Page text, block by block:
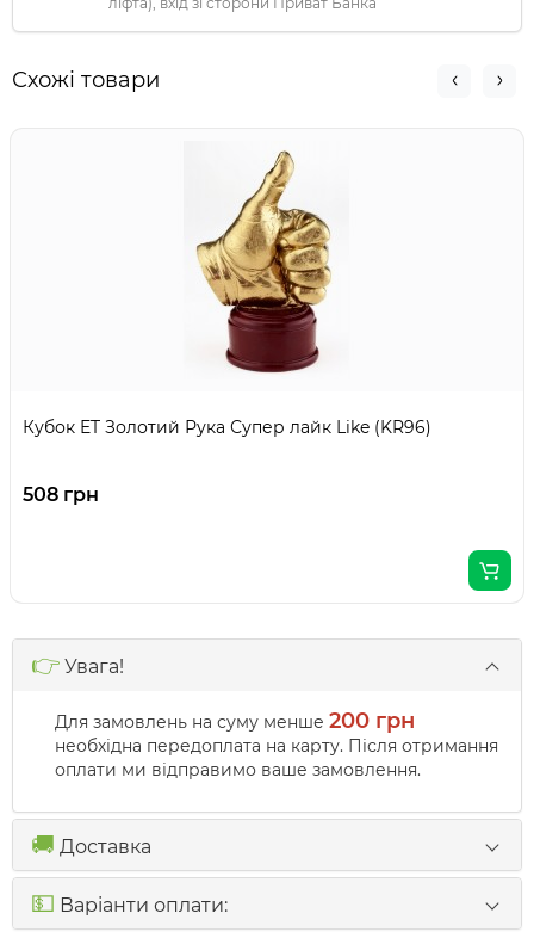
Схожі товари
Кубок ET Золотий Рука Супер лайк Like (KR96)
508 грн
👉 Увага!
Для замовлень на суму менше 200 грн
необхідна передоплата на карту. Після отримання
оплати ми відправимо ваше замовлення.
🚚 Доставка
💵 Варіанти оплати: